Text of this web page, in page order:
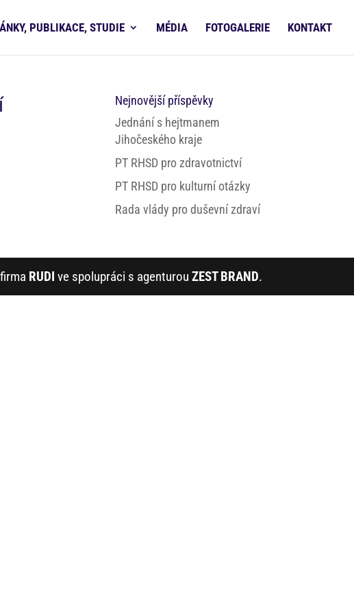
PUBLIKACE, STUDIE MÉDIA FOTOGALERIE KONTAKT
Nejnovější příspěvky
Jednání s hejtmanem
Jihočeského kraje
PT RHSD pro zdravotnictví
PT RHSD pro kulturní otázky
Rada vlády pro duševní zdraví
RUDI ve spolupráci s agenturou ZEST BRAND.